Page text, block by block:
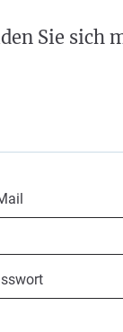
Sie sich